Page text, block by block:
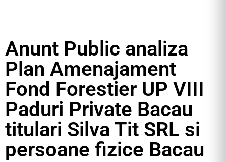
Anunt Public analiza
Plan Amenajament
Fond Forestier UP VIII
Paduri Private Bacau
titulari Silva Tit SRL si
persoane fizice Bacau